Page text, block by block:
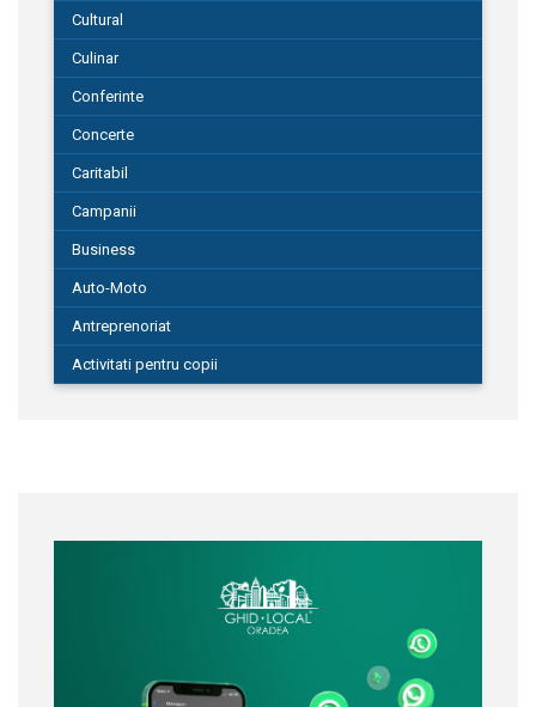
Cultural
Culinar
Conferinte
Concerte
Caritabil
Campanii
Business
Auto-Moto
Antreprenoriat
Activitati pentru copii